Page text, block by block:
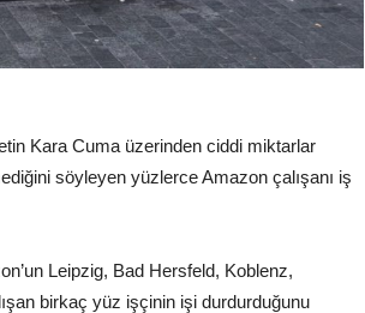
Kara Cuma üzerinden ciddi miktarlar
söyleyen yüzlerce Amazon çalışanı iş
Leipzig, Bad Hersfeld, Koblenz,
birkaç yüz işçinin işi durdurduğunu